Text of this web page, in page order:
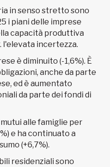
in senso stretto sono
i piani delle imprese
capacità produttiva
incertezza.
è diminuito (-1,6%). È
anche da parte
ed è aumentato
da parte dei fondi di
alle famiglie per
e ha continuato a
(+6,7%).
residenziali sono